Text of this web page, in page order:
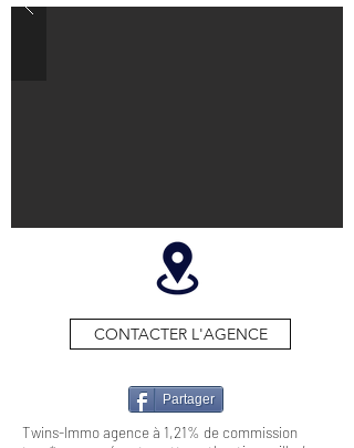
CONTACTER L'AGENCE
Partager
Twins-Immo agence à 1,21% de commission